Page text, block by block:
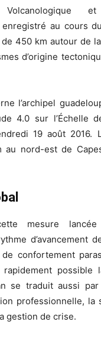
Volcanologique
enregistré au cours
450 km autour de
d’origine
l’archipel
4.0 sur l’Échelle
19 août 2016.
au nord-est de
mesure
d’avancement
confortement
possible
se traduit aussi par
professionnelle, la
gestion de crise.